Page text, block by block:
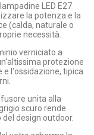
LED E27
la potenza e la
(calda, naturale o
necessità.
verniciato a
protezione
e l'ossidazione, tipica
unita alla
scuro rende
design outdoor.